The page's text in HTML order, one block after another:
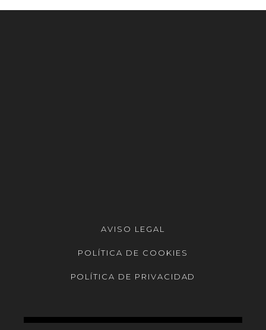
AVISO LEGAL
POLÍTICA DE COOKIES
POLÍTICA DE PRIVACIDAD